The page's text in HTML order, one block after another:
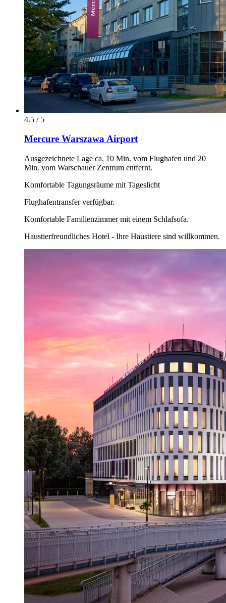
4.5 / 5
Mercure Warszawa Airport
Ausgezeichnete Lage ca. 10 Min. vom Flughafen und 20
Min. vom Warschauer Zentrum entfernt.
Komfortable Tagungsräume mit Tageslicht
Flughafentransfer verfügbar.
Komfortable Familienzimmer mit einem Schlafsofa.
Haustierfreundliches Hotel - Ihre Haustiere sind willkommen.